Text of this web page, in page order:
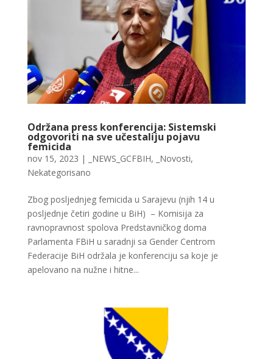
Održana press konferencija: Sistemski
odgovoriti na sve učestaliju pojavu
femicida
nov 15, 2023 | _NEWS_GCFBIH, _Novosti,
Nekategorisano
Zbog posljednjeg femicida u Sarajevu (njih 14 u
posljednje četiri godine u BiH) – Komisija za
ravnopravnost spolova Predstavničkog doma
Parlamenta FBiH u saradnji sa Gender Centrom
Federacije BiH održala je konferenciju sa koje je
apelovano na nužne i hitne...